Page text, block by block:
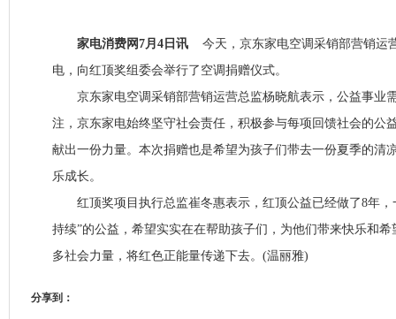
家电消费网7月4日讯 今天，京东家电空调采销部营销运
电，向红顶奖组委会举行了空调捐赠仪式。
京东家电空调采销部营销运营总监杨晓航表示，公益事业
注，京东家电始终坚守社会责任，积极参与每项回馈社会的公
献出一份力量。本次捐赠也是希望为孩子们带去一份夏季的清
乐成长。
红顶奖项目执行总监崔冬惠表示，红顶公益已经做了8年，
持续”的公益，希望实实在在帮助孩子们，为他们带来快乐和
多社会力量，将红色正能量传递下去。(温丽雅)
分享到：